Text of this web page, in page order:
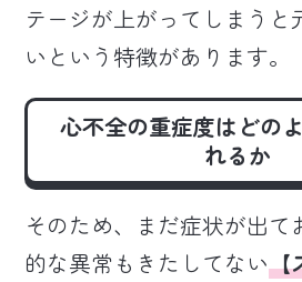
テージが上がってしまうと
いという特徴があります。
心不全の重症度はどの
れるか
そのため、まだ症状が出て
的な異常もきたしてない【